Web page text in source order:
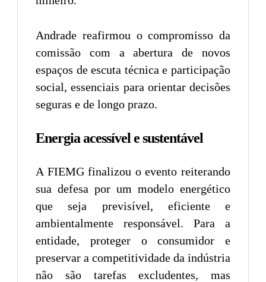
Andrade reafirmou o compromisso da
comissão com a abertura de novos
espaços de escuta técnica e participação
social, essenciais para orientar decisões
seguras e de longo prazo.
Energia acessível e sustentável
A FIEMG finalizou o evento reiterando
sua defesa por um modelo energético
que seja previsível, eficiente e
ambientalmente responsável. Para a
entidade, proteger o consumidor e
preservar a competitividade da indústria
não são tarefas excludentes, mas